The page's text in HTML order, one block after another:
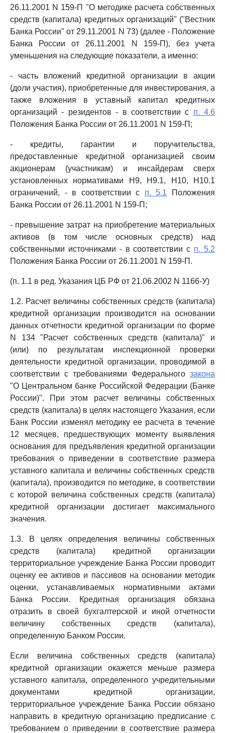
26.11.2001 N 159-П "О методике расчета собственных
средств (капитала) кредитных организаций" ("Вестник
Банка России" от 29.11.2001 N 73) (далее - Положение
Банка России от 26.11.2001 N 159-П), без учета
уменьшения на следующие показатели, а именно:
- часть вложений кредитной организации в акции
(доли участия), приобретенные для инвестирования, а
также вложения в уставный капитал кредитных
организаций - резидентов - в соответствии с п. 4.6
Положения Банка России от 26.11.2001 N 159-П;
- кредиты, гарантии и поручительства,
предоставленные кредитной организацией своим
акционерам (участникам) и инсайдерам сверх
установленных нормативами Н9, Н9.1, Н10, Н10.1
ограничений, - в соответствии с п. 5.1 Положения
Банка России от 26.11.2001 N 159-П;
- превышение затрат на приобретение материальных
активов (в том числе основных средств) над
собственными источниками - в соответствии с п. 5.2
Положения Банка России от 26.11.2001 N 159-П.
(п. 1.1 в ред. Указания ЦБ РФ от 21.06.2002 N 1166-У)
1.2. Расчет величины собственных средств (капитала)
кредитной организации производится на основании
данных отчетности кредитной организации по форме
N 134 "Расчет собственных средств (капитала)" и
(или) по результатам инспекционной проверки
деятельности кредитной организации, проводимой в
соответствии с требованиями Федерального закона
"О Центральном банке Российской Федерации (Банке
России)". При этом расчет величины собственных
средств (капитала) в целях настоящего Указания, если
Банк России изменял методику ее расчета в течение
12 месяцев, предшествующих моменту выявления
основания для предъявления кредитной организации
требования о приведении в соответствие размера
уставного капитала и величины собственных средств
(капитала), производится по методике, в соответствии
с которой величина собственных средств (капитала)
кредитной организации достигает максимального
значения.
1.3. В целях определения величины собственных
средств (капитала) кредитной организации
территориальное учреждение Банка России проводит
оценку ее активов и пассивов на основании методик
оценки, устанавливаемых нормативными актами
Банка России. Кредитная организация обязана
отразить в своей бухгалтерской и иной отчетности
величину собственных средств (капитала),
определенную Банком России.
Если величина собственных средств (капитала)
кредитной организации окажется меньше размера
уставного капитала, определенного учредительными
документами кредитной организации,
территориальное учреждение Банка России обязано
направить в кредитную организацию предписание с
требованием о приведении в соответствие размера